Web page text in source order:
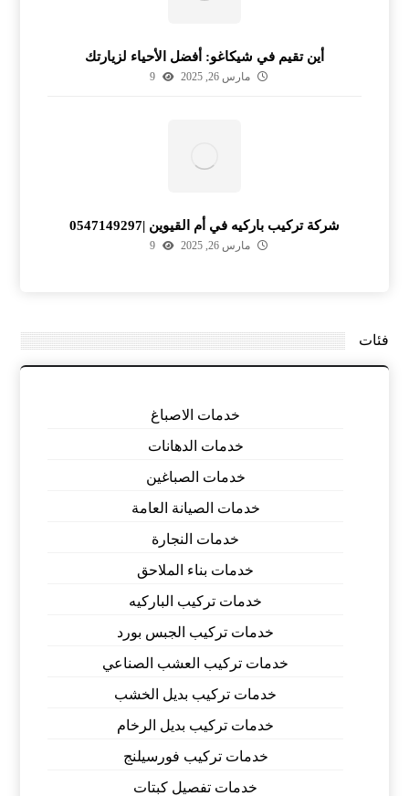
أين تقيم في شيكاغو: أفضل الأحياء لزيارتك
مارس 26, 2025 9
شركة تركيب باركيه في أم القيوين |0547149297
مارس 26, 2025 9
فئات
خدمات الاصباغ
خدمات الدهانات
خدمات الصباغين
خدمات الصيانة العامة
خدمات النجارة
خدمات بناء الملاحق
خدمات تركيب الباركيه
خدمات تركيب الجبس بورد
خدمات تركيب العشب الصناعي
خدمات تركيب بديل الخشب
خدمات تركيب بديل الرخام
خدمات تركيب فورسيلنج
خدمات تفصيل كبتات